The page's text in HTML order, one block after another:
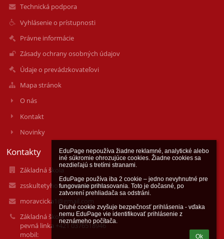
EduPage nepoužíva žiadne reklamné, analytické alebo
iné súkromie ohrozujúce cookies. Žiadne cookies sa
nezdieľajú s tretími stranami.
EduPage používa iba 2 cookie – jedno nevyhnutné pre
fungovanie prihlasovania. Toto je dočasné, po
zatvorení prehliadača sa odstráni.
Druhé cookie zvyšuje bezpečnosť prihlásenia - vďaka
nemu EduPage vie identifikovať prihlásenie z
neznámeho počítača.
Ok
Technická podpora
Vyhlásenie o prístupnosti
Právne informácie
Zásady ochrany osobných údajov
Údaje o prevádzkovateľovi
Mapa stránok
O nás
Kontakt
Novinky
Kontakty
Základná škola
zsskultetyho1.nr@gmail.com
moravcicka1@gmail.com
Základná škola
pevná linka +421 0376518946
mobil: